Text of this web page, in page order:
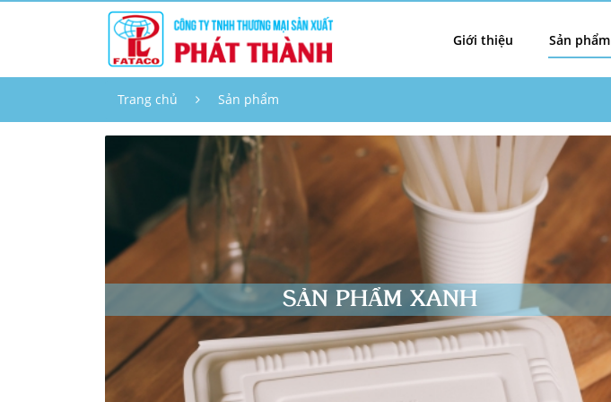
Giới thiệu Sản phẩm
Trang chủ Sản phẩm
SẢN PHẨM XANH